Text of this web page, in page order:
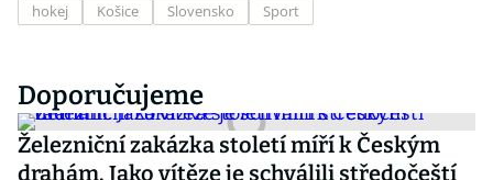
hokej Košice Slovensko Sport
Doporučujeme
Železniční zakázka století míří k Českým
drahám. Jako vítěze je schválili středočeští